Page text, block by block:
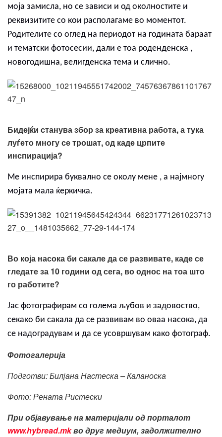
моја замисла, но се зависи и од околностите и
реквизитите со кои располагаме во моментот.
Родителите со оглед на периодот на годината бараат
и тематски фотосесии, дали е тоа роденденска ,
новогодишна, велигденска тема и слично.
Бидејќи станува збор за креативна работа, а тука
луѓето многу се трошат, од каде црпите
инспирација?
Ме инспирира буквално се околу мене , а најмногу
мојата мала ќеркичка.
Во која насока би сакале да се развивате, каде се
гледате за 10 години од сега, во однос на тоа што
го работите?
Јас фотографирам со голема љубов и задовоство,
секако би сакала да се развивам во оваа насока, да
се надоградувам и да се усовршувам како фотограф.
Фотогалерија
Подготви: Билјана Настеска – Каланоска
Фото: Рената Ристески
При објавување на материјали од порталот
www.hybread.mkво друг медиум, задолжително